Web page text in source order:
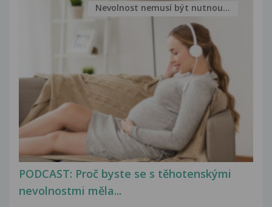
PODCAST: Proč byste se s těhotenskými
nevolnostmi měla...
Nevolnost nemusí být nutnou...